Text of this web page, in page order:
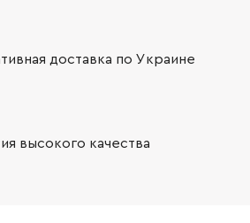
доставка по Украине
высокого качества